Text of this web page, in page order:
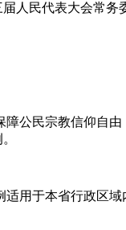
人民代表大会常务
障公民宗教信仰自
适用于本省行政区域